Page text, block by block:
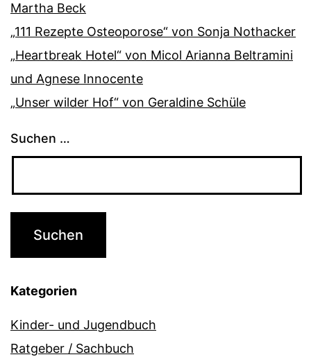
Martha Beck
„111 Rezepte Osteoporose“ von Sonja Nothacker
„Heartbreak Hotel“ von Micol Arianna Beltramini
und Agnese Innocente
„Unser wilder Hof“ von Geraldine Schüle
Suchen …
Kategorien
Kinder- und Jugendbuch
Ratgeber / Sachbuch